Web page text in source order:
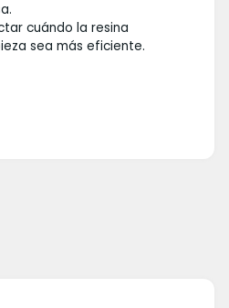
cuándo la resina
sea más eficiente.